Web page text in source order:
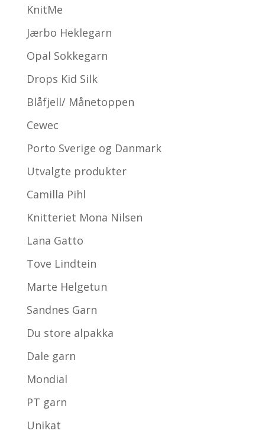
KnitMe
Jærbo Heklegarn
Opal Sokkegarn
Drops Kid Silk
Blåfjell/ Månetoppen
Cewec
Porto Sverige og Danmark
Utvalgte produkter
Camilla Pihl
Knitteriet Mona Nilsen
Lana Gatto
Tove Lindtein
Marte Helgetun
Sandnes Garn
Du store alpakka
Dale garn
Mondial
PT garn
Unikat